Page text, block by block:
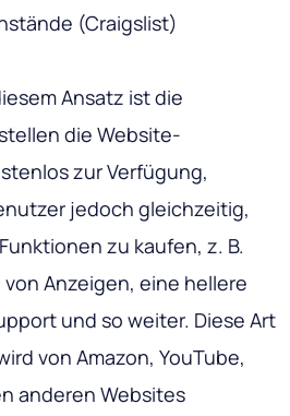
(Craigslist)
Ansatz ist die
die Website-
zur Verfügung,
jedoch gleichzeitig,
zu kaufen, z. B.
Anzeigen, eine hellere
und so weiter. Diese Art
von Amazon, YouTube,
anderen Websites